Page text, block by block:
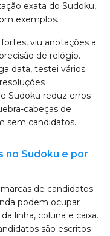
exata do Sudoku,
exemplos.
viu anotações a
de relógio.
data, testei vários
Sudoku reduz erros
cabeças de
sem candidatos.
no Sudoku e por
de candidatos
podem ocupar
linha, coluna e caixa.
são escritos